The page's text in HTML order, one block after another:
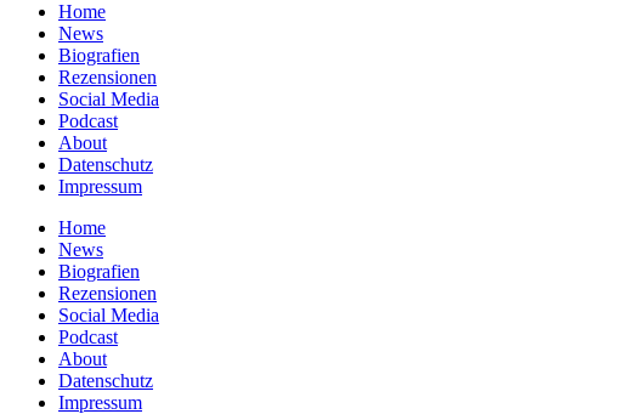
Home
News
Biografien
Rezensionen
Social Media
Podcast
About
Datenschutz
Impressum
Home
News
Biografien
Rezensionen
Social Media
Podcast
About
Datenschutz
Impressum